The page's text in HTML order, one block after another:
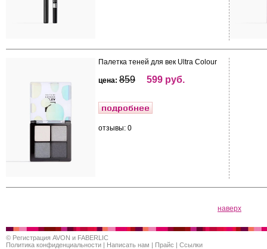
Палетка теней для век Ultra Colour
цена: 859 599 руб.
отзывы: 0
наверх
© Регистрация AVON и FABERLIC
Политика конфиденциальности | Написать нам | Прайс | Ссылки